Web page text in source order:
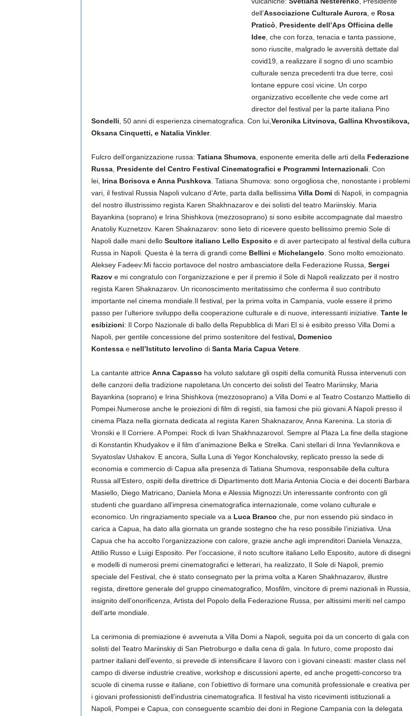
dell’Associazione Culturale Aurora, e Rosa
Praticò
Presidente dell’Aps Officina delle
Idee, che con forza, tenacia e tanta passione,
sono riuscite, malgrado le avversità dettate dal
covid19, a realizzare il sogno di uno scambio
culturale senza precedenti tra due terre, così
lontane eppure così vicine. Un corpo
organizzativo eccellente che vede come art
director del festival per la parte italiana Pino
Sondelli , 50 anni di esperienza cinematografica. Con lui, Veronika Litvinova, Gallina Khvostikova,
Oksana Cinquetti, e Natalia Vinkler.
Fulcro dell’organizzazione russa: Tatiana Shumova, esponente emerita delle arti della Federazione
Russa, Presidente del Centro Festival Cinematografici e Programmi Internazionali . Con
lei, Irina Borisova e Anna Pushkova. Tatiana Shumova: sono orgogliosa che, nonostante i problemi
vari, il festival Russia Napoli vulcano d’Arte, parta dalla bellissima Villa Domi di Napoli, in compagnia
del nostro illustrissimo regista Karen Shakhnazarov e dei solisti del teatro Mariinskiy. Maria
Bayankina (soprano) e Irina Shishkova (mezzosoprano) si sono esibite accompagnate dal maestro
Anatoliy Kuznetzov. Karen Shaknazarov: sono lieto di ricevere questo bellissimo premio Sole di
Napoli dalle mani dello Scultore italiano Lello Esposito e di aver partecipato al festival della cultura
Russa in Napoli. Questa è la terra di grandi come Bellini e Michelangelo . Sono molto emozionato.
Aleksey Fadeev:Mi faccio portavoce del nostro ambasciatore della Federazione Russa, Sergei
Razove mi congratulo con l’organizzazione e per il premio il Sole di Napoli realizzato per il nostro
regista Karen Shaknazarov. Un riconoscimento meritatissimo che conferma il suo contributo
importante nel cinema mondiale.Il festival, per la prima volta in Campania, vuole essere il primo
passo per l’ulteriore sviluppo della cooperazione culturale e di nuove, interessanti iniziative. Tante le
esibizioni: Il Corpo Nazionale di ballo della Repubblica di Mari El si è esibito presso Villa Domi a
Napoli, per gentile concessione del primo sostenitore del festival, Domenico
Kontessae nell’Istituto Iervolino di Santa Maria Capua Vetere.
La cantante attrice Anna Capasso ha voluto salutare gli ospiti della comunità Russa intervenuti con
delle canzoni della tradizione napoletana.Un concerto dei solisti del Teatro Mariinsky, Maria
Bayankina (soprano) e Irina Shishkova (mezzosoprano) a Villa Domi e al Teatro Costanzo Mattiello di
Pompei.Numerose anche le proiezioni di film di registi, sia famosi che più giovani.A Napoli presso il
cinema Plaza nella giornata dedicata al regista Karen Shaknazarov, Anna Karenina. La storia di
Vronski e Il Corriere. A Pompei: Rock di Ivan Shakhnazarovol. Sempre al Plaza La fine della stagione
di Konstantin Khudyakov e il film d’animazione Belka e Strelka. Cani stellari di Inna Yevlannikova e
Svyatoslav Ushakov. E ancora, Sulla Luna di Yegor Konchalovsky, replicato presso la sede di
economia e commercio di Capua alla presenza di Tatiana Shumova, responsabile della cultura
Russa all’Estero, ospiti della direttrice di Dipartimento dott.Maria Antonia Ciocia e dei docenti Barbara
Masiello, Diego Matricano, Daniela Mona e Alessia Mignozzi.Un interessante confronto con gli
studenti che guardano all’impresa cinematografica internazionale, come volano culturale e
economico. Un ringraziamento speciale va a Luca Branco che, pur non essendo più sindaco in
carica a Capua, ha dato alla giornata un grande sostegno che ha reso possibile l’iniziativa. Una
Capua che ha accolto l’organizzazione con calore, grazie anche agli imprenditori Daniela Venazza,
Attilio Russo e Luigi Esposito. Per l’occasione, il noto scultore italiano Lello Esposito, autore di disegni
e modelli di numerosi premi cinematografici e letterari, ha realizzato, Il Sole di Napoli, premio
speciale del Festival, che è stato consegnato per la prima volta a Karen Shakhnazarov, illustre
regista, direttore generale del gruppo cinematografico, Mosfilm, vincitore di premi nazionali in Russia,
insignito dell’onorificenza, Artista del Popolo della Federazione Russa, per altissimi meriti nel campo
dell’arte mondiale.
La cerimonia di premiazione è avvenuta a Villa Domi a Napoli, seguita poi da un concerto di gala con
solisti del Teatro Mariinskiy di San Pietroburgo e dalla cena di gala. In futuro, come proposto dai
partner italiani dell’evento, si prevede di intensificare il lavoro con i giovani cineasti: master class nel
campo di diverse industrie creative, workshop e discussioni aperte, ed anche progetti-concorso tra
scuole di cinema russe e italiane, con l’obiettivo di formare una comunità professionale e creativa per
i giovani professionisti dell’industria cinematografica. Il festival ha visto ricevimenti istituzionali a
Napoli, Pompei e Capua, con conseguente scambio dei doni in Regione Campania con la delegata